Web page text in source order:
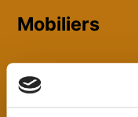
Mobiliers
Meubles de Salon :
vie avec nos